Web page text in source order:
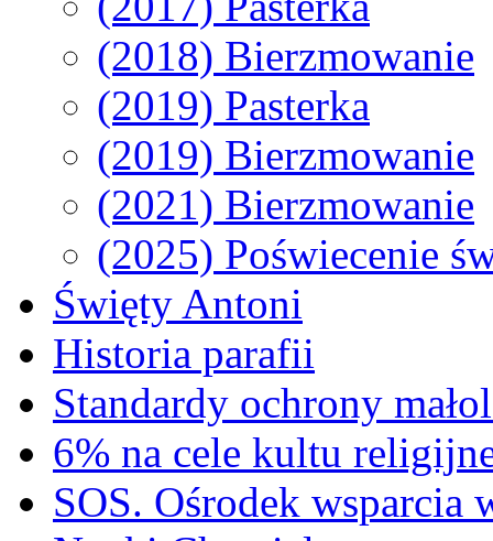
(2018) Bierzmowanie
(2019) Pasterka
(2019) Bierzmowanie
(2021) Bierzmowanie
(2025) Poświecenie
Święty Antoni
Historia parafii
Standardy ochrony
6% na cele kultu
SOS. Ośrodek wsparcia